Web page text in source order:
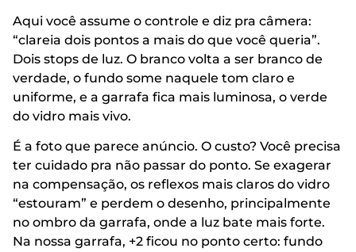
Aqui você assume o controle e diz pra câmera:
“clareia dois pontos a mais do que você queria”.
Dois stops de luz. O branco volta a ser branco de
verdade, o fundo some naquele tom claro e
uniforme, e a garrafa fica mais luminosa, o verde
do vidro mais vivo.
É a foto que parece anúncio. O custo? Você precisa
ter cuidado pra não passar do ponto. Se exagerar
na compensação, os reflexos mais claros do vidro
“estouram” e perdem o desenho, principalmente
no ombro da garrafa, onde a luz bate mais forte.
Na nossa garrafa, +2 ficou no ponto certo: fundo